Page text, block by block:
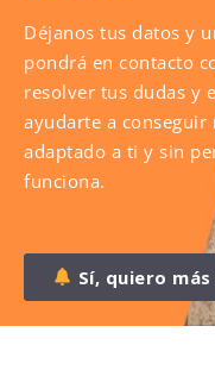
Déjanos tus datos y
pondrá en contacto
resolver tus dudas y
ayudarte a conseguir
adaptado a ti y sin
funciona.
Sí, quiero